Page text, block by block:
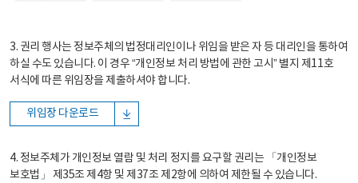
3. 권리 행사는 정보주체의 법정대리인이나 위임을 받은 자 등 대리인을 통하여
하실 수도 있습니다. 이 경우 “개인정보 처리 방법에 관한 고시” 별지 제11호
서식에 따른 위임장을 제출하셔야 합니다.
위임장 다운로드
4. 정보주체가 개인정보 열람 및 처리 정지를 요구할 권리는 「개인정보
보호법」 제35조 제4항 및 제37조 제2항에 의하여 제한될 수 있습니다.